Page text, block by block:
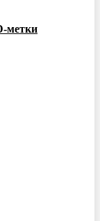
метки